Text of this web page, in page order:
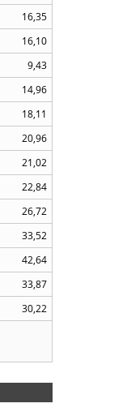
16,35
16,10
9,43
14,96
18,11
20,96
21,02
22,84
26,72
33,52
42,64
33,87
30,22